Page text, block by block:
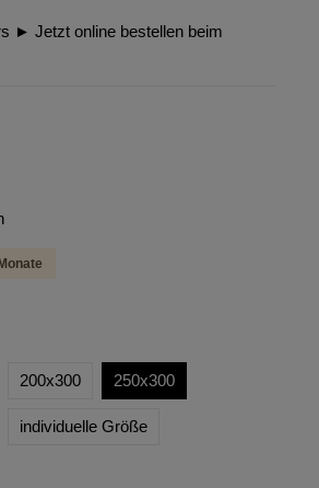
► Jetzt online bestellen beim
200x300 250x300
individuelle Größe